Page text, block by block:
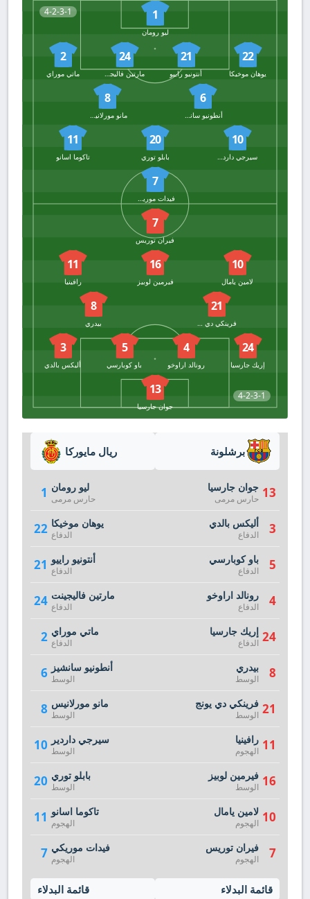
4-2-3-1 1
ليو رومان
22
يوهان موخيكا
21
أنتونيو راييو
24
مارتين فاليجينت
2
ماتي موراي
6
أنطونيو سانشيز
8
مانو مورلانيس
10
سيرجي داردير
20
بابلو توري
11
تاكوما اسانو
7
فيدات موريكي
4-2-3-1
7
فيران توريس
10
لامين يامال
16
فيرمين لوبيز
11
رافينيا
21
فرينكي دي يونج
8
بيدري
24
إريك جارسيا
4
رونالد اراوخو
5
باو كوبارسي
3
أليكس بالدي
13
جوان جارسيا
ريال مايوركا
1 ليو رومان
حارس مرمى
22 يوهان موخيكا
الدفاع
21 أنتونيو راييو
الدفاع
24 مارتين فاليجينت
الدفاع
2 ماتي موراي
الدفاع
6 أنطونيو سانشيز
الوسط
8 مانو مورلانيس
الوسط
10 سيرجي داردير
الوسط
20 بابلو توري
الوسط
11 تاكوما اسانو
الهجوم
7 فيدات موريكي
الهجوم
قائمة البدلاء
برشلونة
13 جوان جارسيا
حارس مرمى
3 أليكس بالدي
الدفاع
5 باو كوبارسي
الدفاع
4 رونالد اراوخو
الدفاع
24 إريك جارسيا
الدفاع
8 بيدري
الوسط
21 فرينكي دي يونج
الوسط
11 رافينيا
الهجوم
16 فيرمين لوبيز
الوسط
10 لامين يامال
الهجوم
7 فيران توريس
الهجوم
قائمة البدلاء